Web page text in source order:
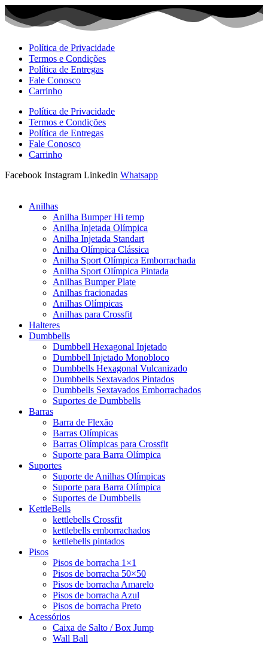
Ir
para
Política de Privacidade
Termos e Condições
Política de Entregas
Fale Conosco
Carrinho
Política de Privacidade
Termos e Condições
Política de Entregas
Fale Conosco
Carrinho
Facebook Instagram Linkedin Whatsapp
Anilhas
Anilha Bumper Hi temp
Anilha Injetada Olímpica
Anilha Injetada Standart
Anilha Olímpica Clássica
Anilha Sport Olímpica Emborrachada
Anilha Sport Olímpica Pintada
Anilhas Bumper Plate
Anilhas fracionadas
Anilhas Olímpicas
Anilhas para Crossfit
Halteres
Dumbbells
Dumbbell Hexagonal Injetado
Dumbbell Injetado Monobloco
Dumbbells Hexagonal Vulcanizado
Dumbbells Sextavados Pintados
Dumbbells Sextavados Emborrachados
Suportes de Dumbbells
Barras
Barra de Flexão
Barras Olímpicas
Barras Olímpicas para Crossfit
Suporte para Barra Olímpica
Suportes
Suporte de Anilhas Olímpicas
Suporte para Barra Olímpica
Suportes de Dumbbells
KettleBells
kettlebells Crossfit
kettlebells emborrachados
kettlebells pintados
Pisos
Pisos de borracha 1×1
Pisos de borracha 50×50
Pisos de borracha Amarelo
Pisos de borracha Azul
Pisos de borracha Preto
Acessórios
Caixa de Salto / Box Jump
Wall Ball